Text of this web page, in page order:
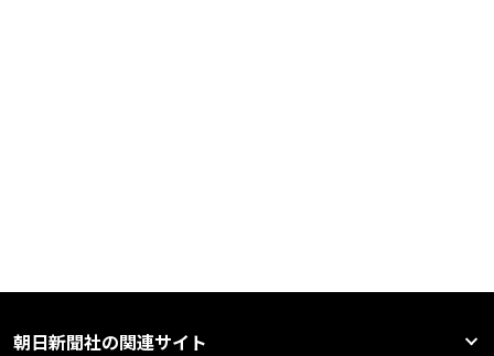
朝日新聞社の関連サイト